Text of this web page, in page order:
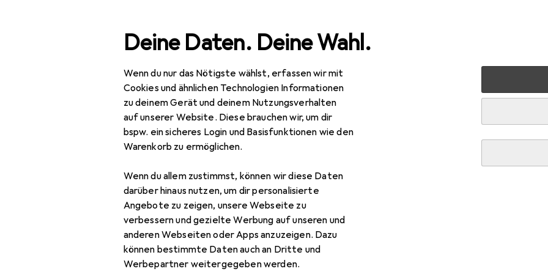
Deine Daten. Deine Wahl.
Wenn du nur das Nötigste wählst, erfassen wir mit
Cookies und ähnlichen Technologien Informationen
zu deinem Gerät und deinem Nutzungsverhalten
auf unserer Website. Diese brauchen wir, um dir
bspw. ein sicheres Login und Basisfunktionen wie den
Warenkorb zu ermöglichen.
Wenn du allem zustimmst, können wir diese Daten
darüber hinaus nutzen, um dir personalisierte
Angebote zu zeigen, unsere Webseite zu
verbessern und gezielte Werbung auf unseren und
anderen Webseiten oder Apps anzuzeigen. Dazu
können bestimmte Daten auch an Dritte und
Werbepartner weitergegeben werden.
Navigation nach Kategorien
Gesamtsortiment Baumarkt + Garten Bauen + Renovieren Türgriff
EUR
79,90
Glutz Türdrücker 5056 Berlin
Zubehör für Glutz Türdrücker 5056 Berlin
Hier findest du passendes Zubehör zum Produkt Glutz Türdrücker 5056 Berlin aus den
Türgarnitur.